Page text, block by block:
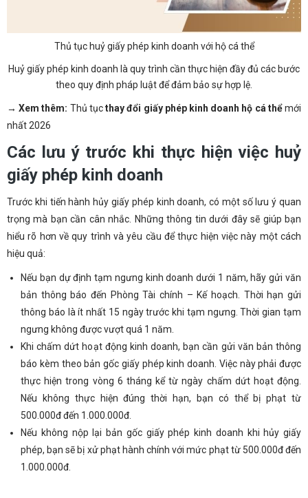
Thủ tục huỷ giấy phép kinh doanh với hộ cá thể
Huỷ giấy phép kinh doanh là quy trình cần thực hiện đầy đủ các bước
theo quy định pháp luật để đảm bảo sự hợp lệ.
→ Xem thêm: Thủ tụcthay đổi giấy phép kinh doanh hộ cá thểmới
nhất 2026
Các lưu ý trước khi thực hiện việc huỷ
giấy phép kinh doanh
Trước khi tiến hành hủy giấy phép kinh doanh, có một số lưu ý quan
trọng mà bạn cần cân nhắc. Những thông tin dưới đây sẽ giúp bạn
hiểu rõ hơn về quy trình và yêu cầu để thực hiện việc này một cách
hiệu quả:
Nếu bạn dự định tạm ngưng kinh doanh dưới 1 năm, hãy gửi văn
bản thông báo đến Phòng Tài chính – Kế hoạch. Thời hạn gửi
thông báo là ít nhất 15 ngày trước khi tạm ngưng. Thời gian tạm
ngưng không được vượt quá 1 năm.
Khi chấm dứt hoạt động kinh doanh, bạn cần gửi văn bản thông
báo kèm theo bản gốc giấy phép kinh doanh. Việc này phải được
thực hiện trong vòng 6 tháng kể từ ngày chấm dứt hoạt động.
Nếu không thực hiện đúng thời hạn, bạn có thể bị phạt từ
500.000đ đến 1.000.000đ.
Nếu không nộp lại bản gốc giấy phép kinh doanh khi hủy giấy
phép, bạn sẽ bị xử phạt hành chính với mức phạt từ 500.000đ đến
1.000.000đ.